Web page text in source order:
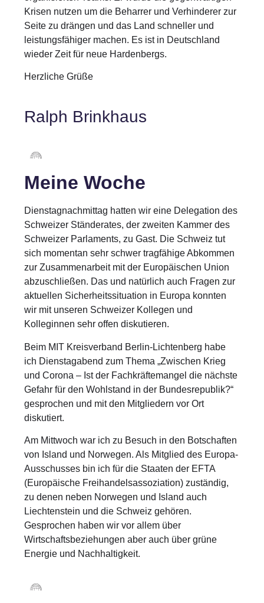
Krisen nutzen um die Beharrer und Verhinderer zur
Seite zu drängen und das Land schneller und
leistungsfähiger machen. Es ist in Deutschland
wieder Zeit für neue Hardenbergs.
Herzliche Grüße
Ralph Brinkhaus
Meine Woche
Dienstagnachmittag hatten wir eine Delegation des
Schweizer Ständerates, der zweiten Kammer des
Schweizer Parlaments, zu Gast. Die Schweiz tut
sich momentan sehr schwer tragfähige Abkommen
zur Zusammenarbeit mit der Europäischen Union
abzuschließen. Das und natürlich auch Fragen zur
aktuellen Sicherheitssituation in Europa konnten
wir mit unseren Schweizer Kollegen und
Kolleginnen sehr offen diskutieren.
Beim MIT Kreisverband Berlin-Lichtenberg habe
ich Dienstagabend zum Thema „Zwischen Krieg
und Corona – Ist der Fachkräftemangel die nächste
Gefahr für den Wohlstand in der Bundesrepublik?“
gesprochen und mit den Mitgliedern vor Ort
diskutiert.
Am Mittwoch war ich zu Besuch in den Botschaften
von Island und Norwegen. Als Mitglied des Europa-
Ausschusses bin ich für die Staaten der EFTA
(Europäische Freihandelsassoziation) zuständig,
zu denen neben Norwegen und Island auch
Liechtenstein und die Schweiz gehören.
Gesprochen haben wir vor allem über
Wirtschaftsbeziehungen aber auch über grüne
Energie und Nachhaltigkeit.